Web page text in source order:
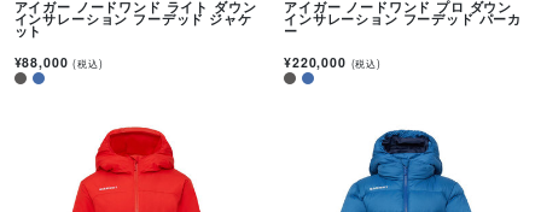
アイガー ノードワンド ライト ダウン
インサレーション フーデッド ジャケ
ット
¥88,000(税込)
アイガー ノードワンド プロ ダウン
インサレーション フーデッド パーカ
ー
¥220,000 (税込)